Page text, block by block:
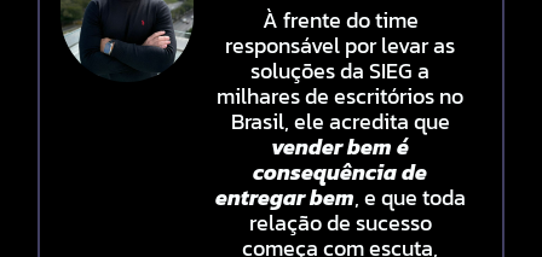
À frente do time
responsável por levar as
soluções da SIEG a
milhares de escritórios no
Brasil, ele acredita que
vender bem é
consequência de
entregar bem, e que toda
relação de sucesso
começa com escuta,